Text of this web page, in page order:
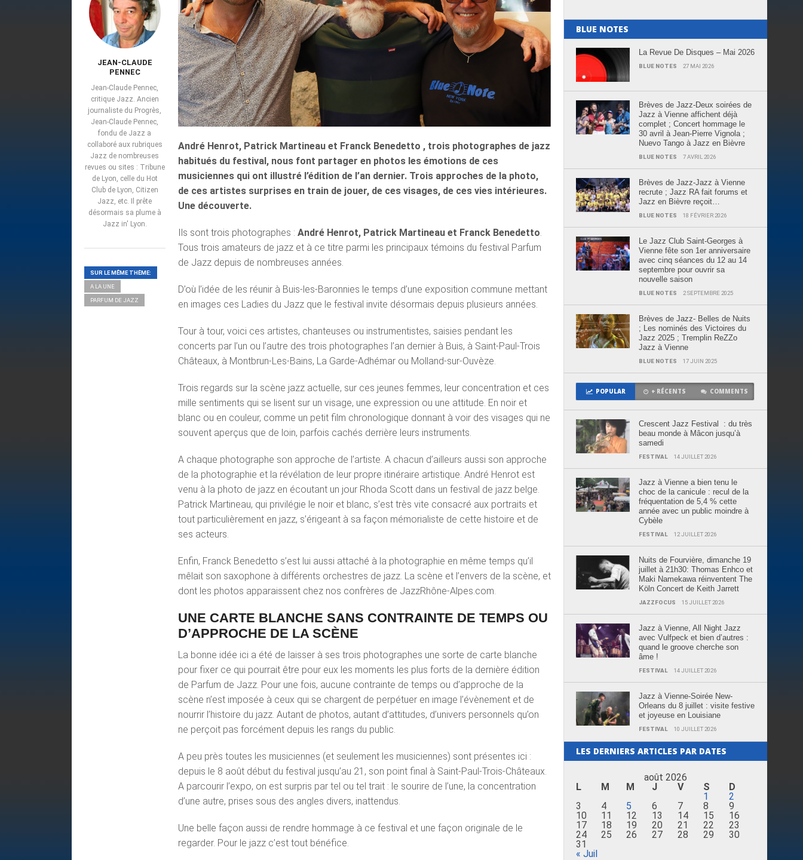
André Henrot, Patrick Martineau et Franck Benedetto , trois photographes de jazz
habitués du festival, nous font partager en photos les émotions de ces
musiciennes qui ont illustré l’édition de l’an dernier. Trois approches de la photo,
de ces artistes surprises en train de jouer, de ces visages, de ces vies intérieures.
Une découverte.
Ils sont trois photographes :André Henrot, Patrick Martineau et Franck Benedetto.
Tous trois amateurs de jazz et à ce titre parmi les principaux témoins du festival Parfum
de Jazz depuis de nombreuses années.
D’où l’idée de les réunir à Buis-les-Baronnies le temps d’une exposition commune mettant
en images ces Ladies du Jazz que le festival invite désormais depuis plusieurs années.
Tour à tour, voici ces artistes, chanteuses ou instrumentistes, saisies pendant les
concerts par l’un ou l’autre des trois photographes l’an dernier à Buis, à Saint-Paul-Trois
Châteaux, à Montbrun-Les-Bains, La Garde-Adhémar ou Molland-sur-Ouvèze.
Trois regards sur la scène jazz actuelle, sur ces jeunes femmes, leur concentration et ces
mille sentiments qui se lisent sur un visage, une expression ou une attitude. En noir et
blanc ou en couleur, comme un petit film chronologique donnant à voir des visages qui ne
souvent aperçus que de loin, parfois cachés derrière leurs instruments.
A chaque photographe son approche de l’artiste. A chacun d’ailleurs aussi son approche
de la photographie et la révélation de leur propre itinéraire artistique. André Henrot est
venu à la photo de jazz en écoutant un jour Rhoda Scott dans un festival de jazz belge.
Patrick Martineau, qui privilégie le noir et blanc, s’est très vite consacré aux portraits et
tout particulièrement en jazz, s’érigeant à sa façon mémorialiste de cette histoire et de
ses acteurs.
Enfin, Franck Benedetto s’est lui aussi attaché à la photographie en même temps qu’il
mêlait son saxophone à différents orchestres de jazz. La scène et l’envers de la scène, et
dont les photos apparaissent chez nos confrères de JazzRhône-Alpes.com.
UNE CARTE BLANCHE SANS CONTRAINTE DE TEMPS OU
D’APPROCHE DE LA SCÈNE
La bonne idée ici a été de laisser à ses trois photographes une sorte de carte blanche
pour fixer ce qui pourrait être pour eux les moments les plus forts de la dernière édition
de Parfum de Jazz. Pour une fois, aucune contrainte de temps ou d’approche de la
scène n’est imposée à ceux qui se chargent de perpétuer en image l’évènement et de
nourrir l’histoire du jazz. Autant de photos, autant d’attitudes, d’univers personnels qu’on
ne perçoit pas forcément depuis les rangs du public.
A peu près toutes les musiciennes (et seulement les musiciennes) sont présentes ici :
depuis le 8 août début du festival jusqu’au 21, son point final à Saint-Paul-Trois-Châteaux.
A parcourir l’expo, on est surpris par tel ou tel trait : le sourire de l’une, la concentration
d’une autre, prises sous des angles divers, inattendus.
Une belle façon aussi de rendre hommage à ce festival et une façon originale de le
regarder. Pour le jazz c’est tout bénéfice.
JEAN-CLAUDE
PENNEC
Jean-Claude Pennec,
critique Jazz. Ancien
journaliste du Progrès,
Jean-Claude Pennec,
fondu de Jazz a
collaboré aux rubriques
Jazz de nombreuses
revues ou sites : Tribune
de Lyon, celle du Hot
Club de Lyon, Citizen
Jazz, etc. Il prête
désormais sa plume à
Jazz in' Lyon.
SUR LE MÊME THÈME:
A LA UNE
PARFUM DE JAZZ
BLUE NOTES
La Revue De Disques – Mai 2026
BLUE NOTES 27 MAI 2026
Brèves de Jazz-Deux soirées de
Jazz à Vienne affichent déjà
complet ; Concert hommage le
30 avril à Jean-Pierre Vignola ;
Nuevo Tango à Jazz en Bièvre
BLUE NOTES 7 AVRIL 2026
Brèves de Jazz-Jazz à Vienne
recrute ; Jazz RA fait forums et
Jazz en Bièvre reçoit…
BLUE NOTES 18 FÉVRIER 2026
Le Jazz Club Saint-Georges à
Vienne fête son 1er anniversaire
avec cinq séances du 12 au 14
septembre pour ouvrir sa
nouvelle saison
BLUE NOTES 2 SEPTEMBRE 2025
Brèves de Jazz- Belles de Nuits
; Les nominés des Victoires du
Jazz 2025 ; Tremplin ReZZo
Jazz à Vienne
BLUE NOTES 17 JUIN 2025
POPULAR + RÉCENTS COMMENTS
Crescent Jazz Festival : du très
beau monde à Mâcon jusqu’à
samedi
FESTIVAL 14 JUILLET 2026
Jazz à Vienne a bien tenu le
choc de la canicule : recul de la
fréquentation de 5,4 % cette
année avec un public moindre à
Cybèle
FESTIVAL 12 JUILLET 2026
Nuits de Fourvière, dimanche 19
juillet à 21h30: Thomas Enhco et
Maki Namekawa réinventent The
Köln Concert de Keith Jarrett
JAZZFOCUS 15 JUILLET 2026
Jazz à Vienne, All Night Jazz
avec Vulfpeck et bien d’autres :
quand le groove cherche son
âme !
FESTIVAL 14 JUILLET 2026
Jazz à Vienne-Soirée New-
Orleans du 8 juillet : visite festive
et joyeuse en Louisiane
FESTIVAL 10 JUILLET 2026
LES DERNIERS ARTICLES PAR DATES
août 2026
L
M M J V S
D
1
2
3
4 5 6 7 8
9
10
11 12 13 14 15
16
17
18 19 20 21 22
23
24
25 26 27 28 29
30
31
« Juil